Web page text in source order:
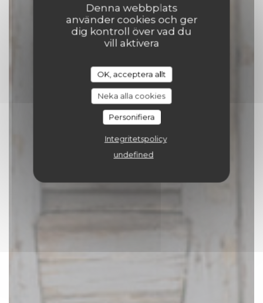
Denna webbplats
använder cookies och ger
dig kontroll över vad du
vill aktivera
OK, acceptera allt
Neka alla cookies
Personifiera
Integritetspolicy
undefined
Comptoir 17
|TOURNAI
BOKA ETT BORD